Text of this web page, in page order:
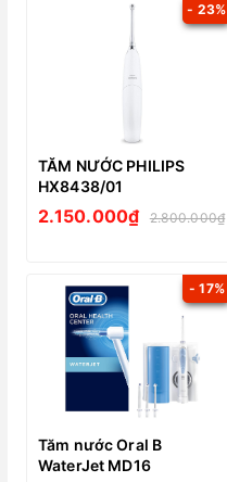
- 23%
TĂM NƯỚC PHILIPS
HX8438/01
2.150.000₫ 2.800.000₫
- 17%
Tăm nước Oral B
WaterJet MD16